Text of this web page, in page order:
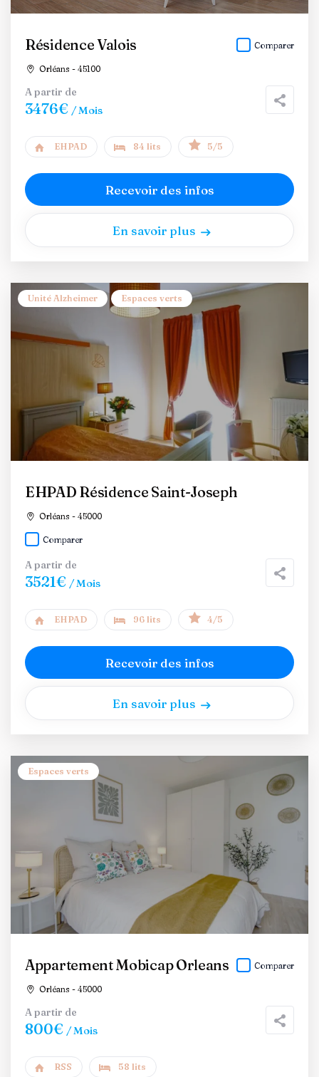
Résidence Valois
Orléans - 45100
Comparer
A partir de
3476€ / Mois
EHPAD 84 lits 5/5
Recevoir des infos
En savoir plus
Unité Alzheimer Espaces verts
EHPAD Résidence Saint-Joseph
Orléans - 45000
Comparer
A partir de
3521€ / Mois
EHPAD 96 lits 4/5
Recevoir des infos
En savoir plus
Espaces verts
Appartement Mobicap Orleans
Orléans - 45000
Comparer
A partir de
800€ / Mois
RSS 58 lits